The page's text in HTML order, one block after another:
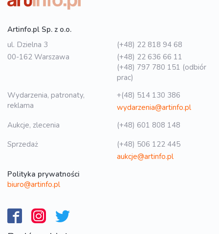
Artinfo.pl Sp. z o.o.
ul. Dzielna 3
00-162 Warszawa
(+48) 22 818 94 68
(+48) 22 636 66 11
(+48) 797 780 151 (odbiór
prac)
Wydarzenia, patronaty,
reklama
+(48) 514 130 386
wydarzenia@artinfo.pl
Aukcje, zlecenia
(+48) 601 808 148
Sprzedaż
(+48) 506 122 445
aukcje@artinfo.pl
Polityka prywatności
biuro@artinfo.pl